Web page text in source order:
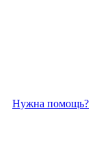
Нужна помощь?